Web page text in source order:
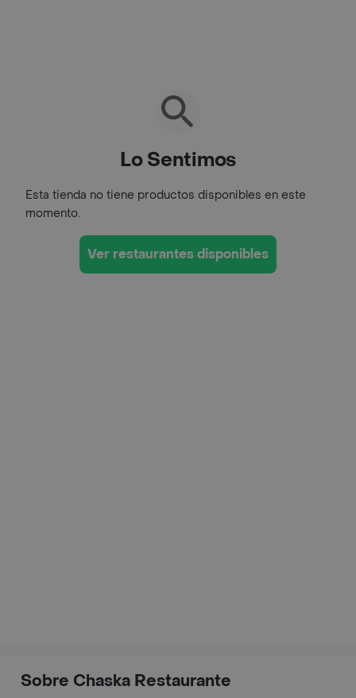
Lo Sentimos
Esta tienda no tiene productos disponibles en este
momento.
Ver restaurantes disponibles
Sobre Chaska Restaurante